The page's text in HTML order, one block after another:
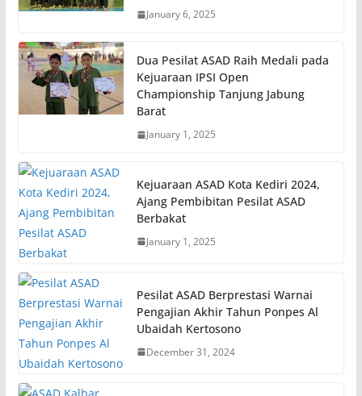
January 6, 2025
Dua Pesilat ASAD Raih Medali pada
Kejuaraan IPSI Open
Championship Tanjung Jabung
Barat
January 1, 2025
Kejuaraan ASAD Kota Kediri 2024,
Ajang Pembibitan Pesilat ASAD
Berbakat
January 1, 2025
Pesilat ASAD Berprestasi Warnai
Pengajian Akhir Tahun Ponpes Al
Ubaidah Kertosono
December 31, 2024